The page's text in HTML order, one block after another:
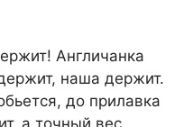
Англичанка
наша держит.
до прилавка